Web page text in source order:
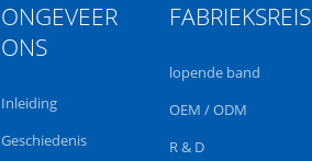
ONGEVEER
ONS
Inleiding
Geschiedenis
FABRIEKSREIS
lopende band
OEM / ODM
R & D